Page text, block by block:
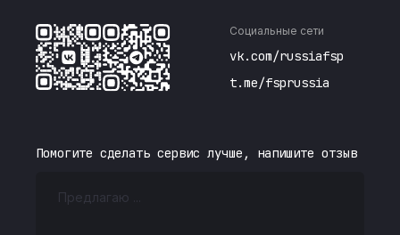
Социальные сети
vk.com/russiafsp
t.me/fsprussia
Помогите сделать сервис лучше, напишите отзыв